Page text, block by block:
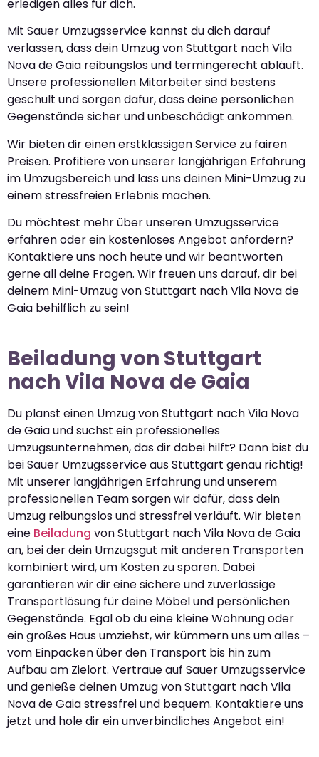
erledigen alles für dich.
Mit Sauer Umzugsservice kannst du dich darauf
verlassen, dass dein Umzug von Stuttgart nach Vila
Nova de Gaia reibungslos und termingerecht abläuft.
Unsere professionellen Mitarbeiter sind bestens
geschult und sorgen dafür, dass deine persönlichen
Gegenstände sicher und unbeschädigt ankommen.
Wir bieten dir einen erstklassigen Service zu fairen
Preisen. Profitiere von unserer langjährigen Erfahrung
im Umzugsbereich und lass uns deinen Mini-Umzug zu
einem stressfreien Erlebnis machen.
Du möchtest mehr über unseren Umzugsservice
erfahren oder ein kostenloses Angebot anfordern?
Kontaktiere uns noch heute und wir beantworten
gerne all deine Fragen. Wir freuen uns darauf, dir bei
deinem Mini-Umzug von Stuttgart nach Vila Nova de
Gaia behilflich zu sein!
Beiladung von Stuttgart
nach Vila Nova de Gaia
Du planst einen Umzug von Stuttgart nach Vila Nova
de Gaia und suchst ein professionelles
Umzugsunternehmen, das dir dabei hilft? Dann bist du
bei Sauer Umzugsservice aus Stuttgart genau richtig!
Mit unserer langjährigen Erfahrung und unserem
professionellen Team sorgen wir dafür, dass dein
Umzug reibungslos und stressfrei verläuft. Wir bieten
eine Beiladung von Stuttgart nach Vila Nova de Gaia
an, bei der dein Umzugsgut mit anderen Transporten
kombiniert wird, um Kosten zu sparen. Dabei
garantieren wir dir eine sichere und zuverlässige
Transportlösung für deine Möbel und persönlichen
Gegenstände. Egal ob du eine kleine Wohnung oder
ein großes Haus umziehst, wir kümmern uns um alles –
vom Einpacken über den Transport bis hin zum
Aufbau am Zielort. Vertraue auf Sauer Umzugsservice
und genieße deinen Umzug von Stuttgart nach Vila
Nova de Gaia stressfrei und bequem. Kontaktiere uns
jetzt und hole dir ein unverbindliches Angebot ein!